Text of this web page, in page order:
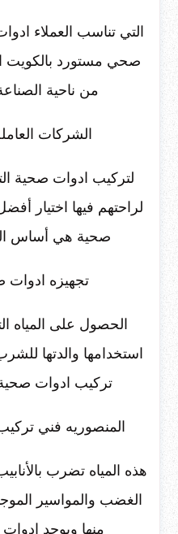
التي تناسب العملاء
صحي مستورد بالكويت
من ناحية
الشركات
لتركيب ادوات صحية
لراحتهم فيها اختيار
صحية هي أساس
تجهيزه
الحصول على المياه
استخدامها والدتها
تركيب ادوات
المنصوريه فني
هذه المياه تضرب
الغضب والمواسير
منها ويوجد